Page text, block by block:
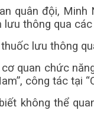
quân đội, Minh
lưu thông qua
lưu thông
quan chức
công tác tại
không thể